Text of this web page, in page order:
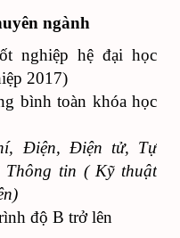
ngành
nghiệp hệ đại học
2017)
bình toàn khóa học
Điện, Điện tử, Tự
Thông tin ( Kỹ thuật
độ B trở lên